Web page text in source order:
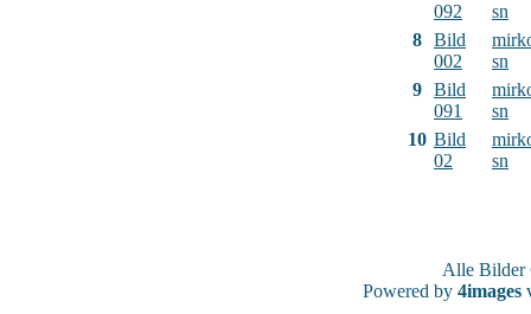
092
sn
8 Bild
002
sn
9 Bild
091
sn
10 Bild
02
sn
Alle
Powered by 4images